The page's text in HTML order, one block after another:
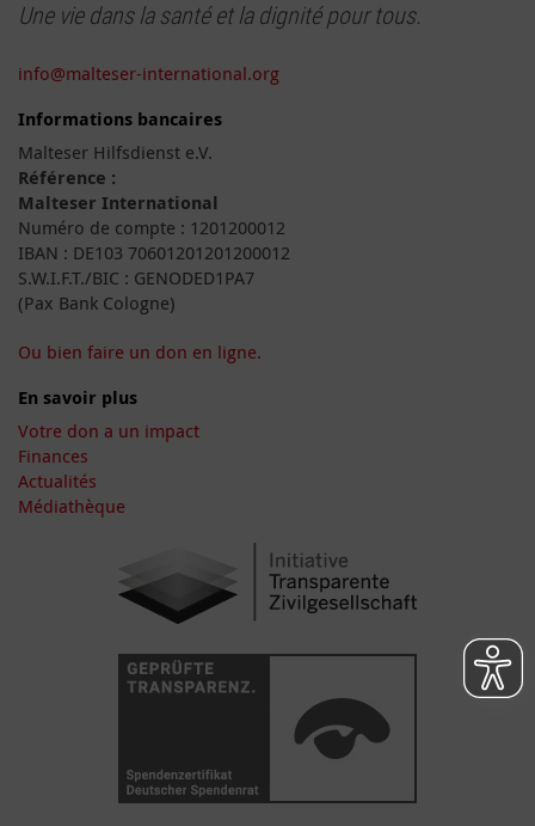
Une vie dans la santé et la dignité pour tous.
info@malteser-international.org
Informations bancaires
Malteser Hilfsdienst e.V.
Référence :
Malteser International
Numéro de compte : 1201200012
IBAN : DE103 70601201201200012
S.W.I.F.T./BIC : GENODED1PA7
(Pax Bank Cologne)
Ou bien faire un don en ligne.
En savoir plus
Votre don a un impact
Finances
Actualités
Médiathèque